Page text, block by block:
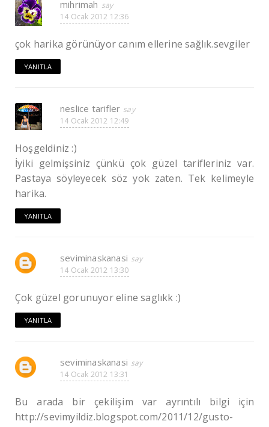
mihrimah
14 Ocak 2012 12:36
çok harika görünüyor canım ellerine sağlık.sevgiler
YANITLA
neslice tarifler
14 Ocak 2012 12:49
Hoşgeldiniz :)
İyiki gelmişsiniz çünkü çok güzel tarifleriniz var.
Pastaya söyleyecek söz yok zaten. Tek kelimeyle
harika.
YANITLA
seviminaskanasi
14 Ocak 2012 13:30
Çok güzel gorunuyor eline saglıkk :)
YANITLA
seviminaskanasi
14 Ocak 2012 13:31
Bu arada bir çekilişim var ayrıntılı bilgi için
http://sevimyildiz.blogspot.com/2011/12/gusto-